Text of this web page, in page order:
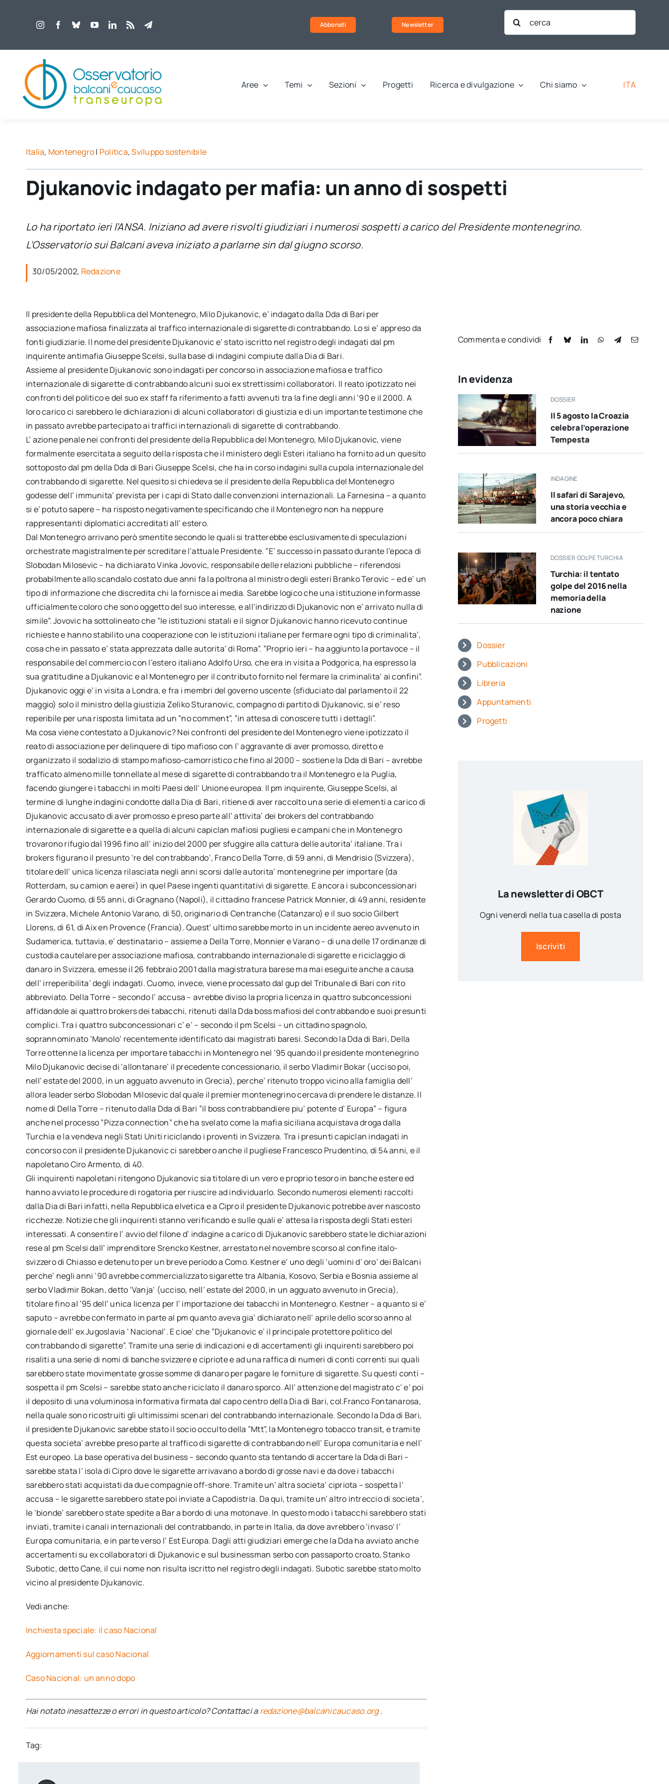
Abbonati Newsletter
Cerca
per:
Aree Temi Sezioni Progetti Ricerca e divulgazione Chi siamo ITA
Italia, Montenegro| Politica,Sviluppo sostenibile
Djukanovic indagato per mafia: un anno di sospetti
Lo ha riportato ieri l’ANSA. Iniziano ad avere risvolti giudiziari i numerosi sospetti a carico del Presidente montenegrino.
L’Osservatorio sui Balcani aveva iniziato a parlarne sin dal giugno scorso.
30/05/2002, Redazione
Il presidente della Repubblica del Montenegro, Milo Djukanovic, e’ indagato dalla Dda di Bari per
associazione mafiosa finalizzata al traffico internazionale di sigarette di contrabbando. Lo si e’ appreso da
fonti giudiziarie. Il nome del presidente Djukanovic e’ stato iscritto nel registro degli indagati dal pm
inquirente antimafia Giuseppe Scelsi, sulla base di indagini compiute dalla Dia di Bari.
Assieme al presidente Djukanovic sono indagati per concorso in associazione mafiosa e traffico
internazionale di sigarette di contrabbando alcuni suoi ex strettissimi collaboratori. Il reato ipotizzato nei
confronti del politico e del suo ex staff fa riferimento a fatti avvenuti tra la fine degli anni ’90 e il 2000. A
loro carico ci sarebbero le dichiarazioni di alcuni collaboratori di giustizia e di un importante testimone che
in passato avrebbe partecipato ai traffici internazionali di sigarette di contrabbando.
L’ azione penale nei confronti del presidente della Repubblica del Montenegro, Milo Djukanovic, viene
formalmente esercitata a seguito della risposta che il ministero degli Esteri italiano ha fornito ad un quesito
sottoposto dal pm della Dda di Bari Giuseppe Scelsi, che ha in corso indagini sulla cupola internazionale del
contrabbando di sigarette. Nel quesito si chiedeva se il presidente della Repubblica del Montenegro
godesse dell’ immunita’ prevista per i capi di Stato dalle convenzioni internazionali. La Farnesina – a quanto
si e’ potuto sapere – ha risposto negativamente specificando che il Montenegro non ha neppure
rappresentanti diplomatici accreditati all’ estero.
Dal Montenegro arrivano però smentite secondo le quali si tratterebbe esclusivamente di speculazioni
orchestrate magistralmente per screditare l’attuale Presidente. ”E’ successo in passato durante l’epoca di
Slobodan Milosevic – ha dichiarato Vinka Jovovic, responsabile delle relazioni pubbliche – riferendosi
probabilmente allo scandalo costato due anni fa la poltrona al ministro degli esteri Branko Terovic – ed e’ un
tipo di informazione che discredita chi la fornisce ai media. Sarebbe logico che una istituzione informasse
ufficialmente coloro che sono oggetto del suo interesse, e all’indirizzo di Djukanovic non e’ arrivato nulla di
simile”. Jovovic ha sottolineato che ”le istituzioni statali e il signor Djukanovic hanno ricevuto continue
richieste e hanno stabilito una cooperazione con le istituzioni italiane per fermare ogni tipo di criminalita’,
cosa che in passato e’ stata apprezzata dalle autorita’ di Roma”. ”Proprio ieri – ha aggiunto la portavoce – il
responsabile del commercio con l’estero italiano Adolfo Urso, che era in visita a Podgorica, ha espresso la
sua gratitudine a Djukanovic e al Montenegro per il contributo fornito nel fermare la criminalita’ ai confini”.
Djukanovic oggi e’ in visita a Londra, e fra i membri del governo uscente (sfiduciato dal parlamento il 22
maggio) solo il ministro della giustizia Zeliko Sturanovic, compagno di partito di Djukanovic, si e’ reso
reperibile per una risposta limitata ad un ”no comment”, ”in attesa di conoscere tutti i dettagli”.
Ma cosa viene contestato a Djukanovic? Nei confronti del presidente del Montenegro viene ipotizzato il
reato di associazione per delinquere di tipo mafioso con l’ aggravante di aver promosso, diretto e
organizzato il sodalizio di stampo mafioso-camorristico che fino al 2000 – sostiene la Dda di Bari – avrebbe
trafficato almeno mille tonnellate al mese di sigarette di contrabbando tra il Montenegro e la Puglia,
facendo giungere i tabacchi in molti Paesi dell’ Unione europea. Il pm inquirente, Giuseppe Scelsi, al
termine di lunghe indagini condotte dalla Dia di Bari, ritiene di aver raccolto una serie di elementi a carico di
Djukanovic accusato di aver promosso e preso parte all’ attivita’ dei brokers del contrabbando
internazionale di sigarette e a quella di alcuni capiclan mafiosi pugliesi e campani che in Montenegro
trovarono rifugio dal 1996 fino all’ inizio del 2000 per sfuggire alla cattura delle autorita’ italiane. Tra i
brokers figurano il presunto ‘re del contrabbando’, Franco Della Torre, di 59 anni, di Mendrisio (Svizzera),
titolare dell’ unica licenza rilasciata negli anni scorsi dalle autorita’ montenegrine per importare (da
Rotterdam, su camion e aerei) in quel Paese ingenti quantitativi di sigarette. E ancora i subconcessionari
Gerardo Cuomo, di 55 anni, di Gragnano (Napoli), il cittadino francese Patrick Monnier, di 49 anni, residente
in Svizzera, Michele Antonio Varano, di 50, originario di Centranche (Catanzaro) e il suo socio Gilbert
Llorens, di 61, di Aix en Provence (Francia). Quest’ ultimo sarebbe morto in un incidente aereo avvenuto in
Sudamerica, tuttavia, e’ destinatario – assieme a Della Torre, Monnier e Varano – di una delle 17 ordinanze di
custodia cautelare per associazione mafiosa, contrabbando internazionale di sigarette e riciclaggio di
danaro in Svizzera, emesse il 26 febbraio 2001 dalla magistratura barese ma mai eseguite anche a causa
dell’ irreperibilita’ degli indagati. Cuomo, invece, viene processato dal gup del Tribunale di Bari con rito
abbreviato. Della Torre – secondo l’ accusa – avrebbe diviso la propria licenza in quattro subconcessioni
affidandole ai quattro brokers dei tabacchi, ritenuti dalla Dda boss mafiosi del contrabbando e suoi presunti
complici. Tra i quattro subconcessionari c’ e’ – secondo il pm Scelsi – un cittadino spagnolo,
soprannominato ‘Manolo’ recentemente identificato dai magistrati baresi. Secondo la Dda di Bari, Della
Torre ottenne la licenza per importare tabacchi in Montenegro nel ’95 quando il presidente montenegrino
Milo Djukanovic decise di ‘allontanare’ il precedente concessionario, il serbo Vladimir Bokar (ucciso poi,
nell’ estate del 2000, in un agguato avvenuto in Grecia), perche’ ritenuto troppo vicino alla famiglia dell’
allora leader serbo Slobodan Milosevic dal quale il premier montenegrino cercava di prendere le distanze. Il
nome di Della Torre – ritenuto dalla Dda di Bari ”il boss contrabbandiere piu’ potente d’ Europa” – figura
anche nel processo ”Pizza connection” che ha svelato come la mafia siciliana acquistava droga dalla
Turchia e la vendeva negli Stati Uniti riciclando i proventi in Svizzera. Tra i presunti capiclan indagati in
concorso con il presidente Djukanovic ci sarebbero anche il pugliese Francesco Prudentino, di 54 anni, e il
napoletano Ciro Armento, di 40.
Gli inquirenti napoletani ritengono Djukanovic sia titolare di un vero e proprio tesoro in banche estere ed
hanno avviato le procedure di rogatoria per riuscire ad individuarlo. Secondo numerosi elementi raccolti
dalla Dia di Bari infatti, nella Repubblica elvetica e a Cipro il presidente Djukanovic potrebbe aver nascosto
ricchezze. Notizie che gli inquirenti stanno verificando e sulle quali e’ attesa la risposta degli Stati esteri
interessati. A consentire l’ avvio del filone d’ indagine a carico di Djukanovic sarebbero state le dichiarazioni
rese al pm Scelsi dall’ imprenditore Srencko Kestner, arrestato nel novembre scorso al confine italo-
svizzero di Chiasso e detenuto per un breve periodo a Como. Kestner e’ uno degli ‘uomini d’ oro’ dei Balcani
perche’ negli anni ’90 avrebbe commercializzato sigarette tra Albania, Kosovo, Serbia e Bosnia assieme al
serbo Vladimir Bokan, detto ‘Vanja’ (ucciso, nell’ estate del 2000, in un agguato avvenuto in Grecia),
titolare fino al ’95 dell’ unica licenza per l’ importazione dei tabacchi in Montenegro. Kestner – a quanto si e’
saputo – avrebbe confermato in parte al pm quanto aveva gia’ dichiarato nell’ aprile dello scorso anno al
giornale dell’ ex Jugoslavia ‘ Nacional’. E cioe’ che ”Djukanovic e’ il principale protettore politico del
contrabbando di sigarette”. Tramite una serie di indicazioni e di accertamenti gli inquirenti sarebbero poi
risaliti a una serie di nomi di banche svizzere e cipriote e ad una raffica di numeri di conti correnti sui quali
sarebbero state movimentate grosse somme di danaro per pagare le forniture di sigarette. Su questi conti –
sospetta il pm Scelsi – sarebbe stato anche riciclato il danaro sporco. All’ attenzione del magistrato c’ e’ poi
il deposito di una voluminosa informativa firmata dal capo centro della Dia di Bari, col.Franco Fontanarosa,
nella quale sono ricostruiti gli ultimissimi scenari del contrabbando internazionale. Secondo la Dda di Bari,
il presidente Djukanovic sarebbe stato il socio occulto della ”Mtt”, la Montenegro tobacco transit, e tramite
questa societa’ avrebbe preso parte al traffico di sigarette di contrabbando nell’ Europa comunitaria e nell’
Est europeo. La base operativa del business – secondo quanto sta tentando di accertare la Dda di Bari –
sarebbe stata l’ isola di Cipro dove le sigarette arrivavano a bordo di grosse navi e da dove i tabacchi
sarebbero stati acquistati da due compagnie off-shore. Tramite un’ altra societa’ cipriota – sospetta l’
accusa – le sigarette sarebbero state poi inviate a Capodistria. Da qui, tramite un’ altro intreccio di societa’,
le ‘bionde’ sarebbero state spedite a Bar a bordo di una motonave. In questo modo i tabacchi sarebbero stati
inviati, tramite i canali internazionali del contrabbando, in parte in Italia, da dove avrebbero ‘invaso’ l’
Europa comunitaria, e in parte verso l’ Est Europa. Dagli atti giudiziari emerge che la Dda ha avviato anche
accertamenti su ex collaboratori di Djukanovic e sul businessman serbo con passaporto croato, Stanko
Subotic, detto Cane, il cui nome non risulta iscritto nel registro degli indagati. Subotic sarebbe stato molto
vicino al presidente Djukanovic.
Vedi anche:
Inchiesta speciale: il caso Nacional
Aggiornamenti sul caso Nacional
Caso Nacional: un anno dopo
Hai notato inesattezze o errori in questo articolo? Contattaci aredazione@balcanicaucaso.org.
Tag:
Commenta e condividi
In evidenza
DOSSIER
Il 5 agosto la Croazia
celebra l’operazione
Tempesta
INDAGINE
Il safari di Sarajevo,
una storia vecchia e
ancora poco chiara
DOSSIER GOLPE TURCHIA
Turchia: il tentato
golpe del 2016 nella
memoria della
nazione
Dossier
Pubblicazioni
Libreria
Appuntamenti
Progetti
La newsletter di OBCT
Ogni venerdì nella tua casella di posta
Iscriviti